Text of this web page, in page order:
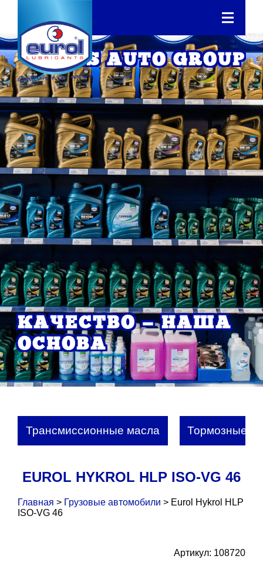
IBS AUTO GROUP
КАЧЕСТВО — НАША
ОСНОВА
Трансмиссионные масла Тормозные
EUROL HYKROL HLP ISO-VG 46
Главная > Грузовые автомобили > Eurol Hykrol HLP
ISO-VG 46
Артикул: 108720